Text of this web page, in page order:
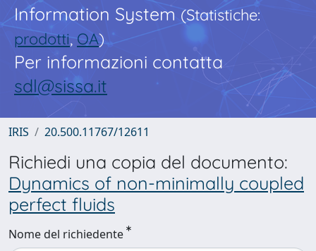
Information System(Statistiche:
prodotti,OA)
Per informazioni contatta
sdl@sissa.it
IRIS 20.500.11767/12611
Richiedi una copia del documento:
Dynamics of non-minimally coupled
perfect fluids
Nome del richiedente